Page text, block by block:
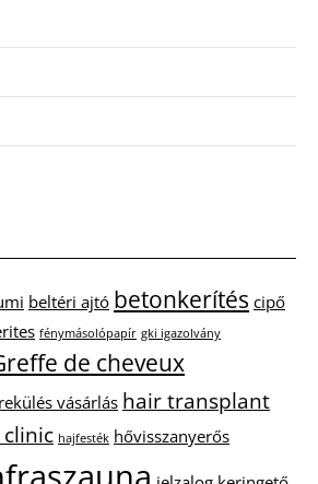
beltéri ajtó betonkerítés cipő
fénymásolópapír gki igazolvány
de cheveux
vásárlás hair transplant
hajfesték hővisszanyerős